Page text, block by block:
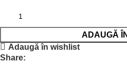
ADAUGĂ
Adaugă în wishlist
Share: